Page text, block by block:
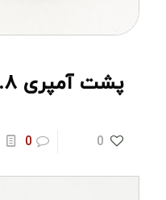
پشت آمپری ۳.۸ به ۱.۴
0
0